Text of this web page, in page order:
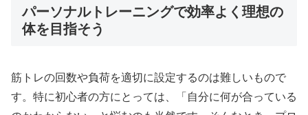
パーソナルトレーニングで効率よく理想の
体を目指そう
筋トレの回数や負荷を適切に設定するのは難しいもので
す。特に初心者の方にとっては、「自分に何が合っている